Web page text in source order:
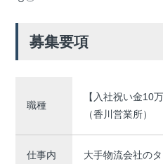
募集要項
職種
【入社祝い金
（香川営業所）
仕事内
大手物流会社の